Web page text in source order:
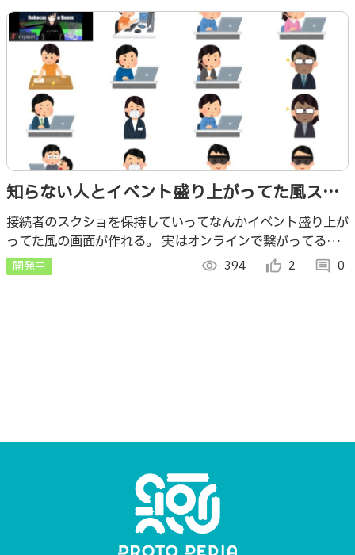
知らない人とイベント盛り上がってた風スク
ショを撮ろう
接続者のスクショを保持していってなんかイベント盛り上が
ってた風の画面が作れる。 実はオンラインで繋がってる人
がいるかも？その時は運命の出会いと思って雑談しようw
開発中 visibility 394 thumb_up_alt 2 comment 0